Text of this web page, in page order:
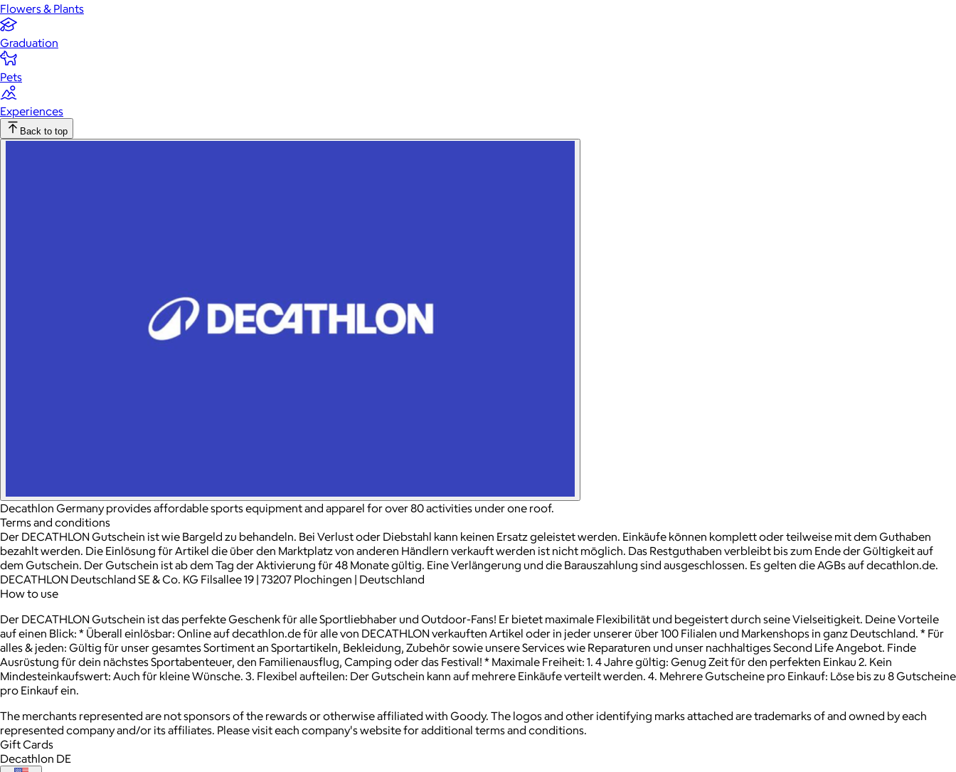
Flowers & Plants
Graduation
Pets
Experiences
Back to top
Decathlon Germany provides affordable sports equipment and apparel for over 80 activities under one roof.
Terms and conditions
Der DECATHLON Gutschein ist wie Bargeld zu behandeln. Bei Verlust oder Diebstahl kann keinen Ersatz geleistet werden. Einkäufe können komplett oder teilweise mit dem Guthaben
bezahlt werden. Die Einlösung für Artikel die über den Marktplatz von anderen Händlern verkauft werden ist nicht möglich. Das Restguthaben verbleibt bis zum Ende der Gültigkeit auf
dem Gutschein. Der Gutschein ist ab dem Tag der Aktivierung für 48 Monate gültig. Eine Verlängerung und die Barauszahlung sind ausgeschlossen. Es gelten die AGBs auf decathlon.de.
DECATHLON Deutschland SE & Co. KG Filsallee 19 | 73207 Plochingen | Deutschland
How to use
Der DECATHLON Gutschein ist das perfekte Geschenk für alle Sportliebhaber und Outdoor-Fans! Er bietet maximale Flexibilität und begeistert durch seine Vielseitigkeit. Deine Vorteile
auf einen Blick: * Überall einlösbar: Online auf decathlon.de für alle von DECATHLON verkauften Artikel oder in jeder unserer über 100 Filialen und Markenshops in ganz Deutschland. * Für
alles & jeden: Gültig für unser gesamtes Sortiment an Sportartikeln, Bekleidung, Zubehör sowie unsere Services wie Reparaturen und unser nachhaltiges Second Life Angebot. Finde
Ausrüstung für dein nächstes Sportabenteuer, den Familienausflug, Camping oder das Festival! * Maximale Freiheit: 1. 4 Jahre gültig: Genug Zeit für den perfekten Einkau 2. Kein
Mindesteinkaufswert: Auch für kleine Wünsche. 3. Flexibel aufteilen: Der Gutschein kann auf mehrere Einkäufe verteilt werden. 4. Mehrere Gutscheine pro Einkauf: Löse bis zu 8 Gutscheine
pro Einkauf ein.
The merchants represented are not sponsors of the rewards or otherwise affiliated with Goody. The logos and other identifying marks attached are trademarks of and owned by each
represented company and/or its affiliates. Please visit each company's website for additional terms and conditions.
Gift Cards
Decathlon DE